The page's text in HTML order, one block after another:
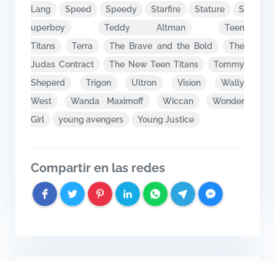
Lang Speed Speedy Starfire Stature
S
uperboy
Teddy Altman
Teen
Titans
Terra The Brave and the Bold
The
Judas Contract
The New Teen Titans
Tommy
Sheperd
Trigon Ultron Vision
Wally
West
Wanda Maximoff Wiccan
Wonder
Girl
young avengers Young Justice
Compartir en las redes